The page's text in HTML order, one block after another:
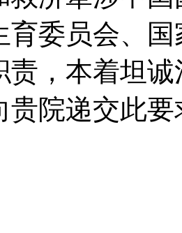
育委员会、
责，本着坦
贵院递交此要